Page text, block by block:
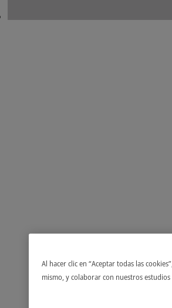
Al hacer clic en “Aceptar todas las
mismo, y colaborar con nuestros